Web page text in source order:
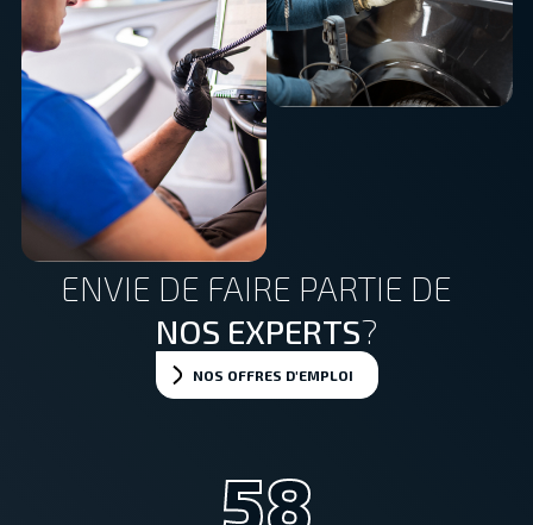
ENVIE DE FAIRE PARTIE DE
NOS EXPERTS?
NOS OFFRES D'EMPLOI